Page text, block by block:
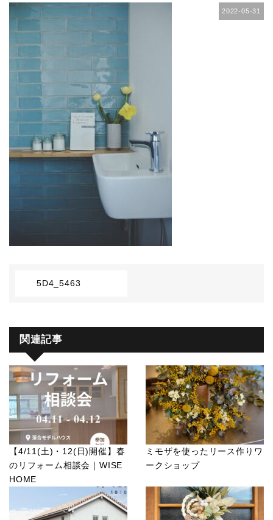
2022-05-31
5D4_5463
関連記事
【4/11(土)・12(日)開催】春
のリフォーム相談会｜WISE
HOME
ミモザを使ったリース作りワ
ークショップ